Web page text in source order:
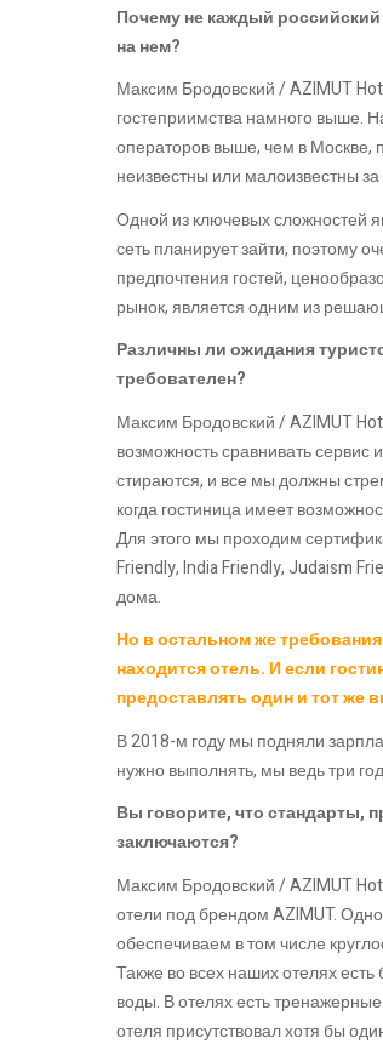
Почему не каждый
на нем?
Максим Бродовский / AZIMUT
гостеприимства намного выше.
операторов выше, чем в Москве,
неизвестны или малоизвестны
Одной из ключевых сложностей
сеть планирует зайти, поэтому
предпочтения гостей,
рынок, является одним из
Различны ли ожидания
требователен?
Максим Бродовский / AZIMUT
возможность сравнивать
стираются, и все мы должны
когда гостиница имеет
Для этого мы проходим
Friendly, India Friendly, Judaism
дома.
Но в остальном же
находится отель. И если
предоставлять один и тот же
В 2018-м году мы подняли
нужно выполнять, мы ведь три
Вы говорите, что стандарты,
заключаются?
Максим Бродовский / AZIMUT
отели под брендом AZIMUT.
обеспечиваем в том числе
Также во всех наших отелях
воды. В отелях есть
отеля присутствовал хотя бы